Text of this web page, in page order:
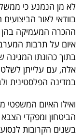
לא מן הנמנע כי
בוודאי לאור
ההכרה המעמיקה בהן
איום על תרבות
בתוך כהונתו המגינה
אלה, עם עלייתן
במדינה הפלסטינית
ואילו האיום
הביטחון ומפקדי
בשנים הקרובות